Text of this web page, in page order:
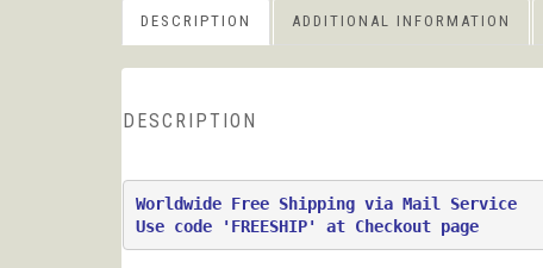
DESCRIPTION ADDITIONAL INFORMATION
DESCRIPTION
Worldwide Free Shipping via Mail Service
Use code 'FREESHIP' at Checkout page